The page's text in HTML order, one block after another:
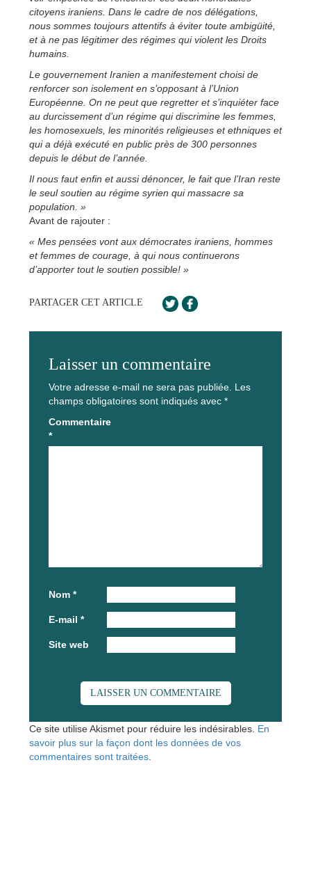
citoyens iraniens. Dans le cadre de nos délégations,
nous sommes toujours attentifs à éviter toute ambigüité,
et à ne pas légitimer des régimes qui violent les Droits
humains.
Le gouvernement Iranien a manifestement choisi de
renforcer son isolement en s’opposant à l’Union
Européenne. On ne peut que regretter et s’inquiéter face
au durcissement d’un régime qui discrimine les femmes,
les homosexuels, les minorités religieuses et ethniques et
qui a déjà exécuté en public près de 300 personnes
depuis le début de l’année.
Il nous faut enfin et aussi dénoncer, le fait que l’Iran reste
le seul soutien au régime syrien qui massacre sa
population. »
Avant de rajouter :
« Mes pensées vont aux démocrates iraniens, hommes
et femmes de courage, à qui nous continuerons
d’apporter tout le soutien possible! »
PARTAGER CET ARTICLE
Laisser un commentaire
Votre adresse e-mail ne sera pas publiée. Les
champs obligatoires sont indiqués avec *
Commentaire
*
Nom *
E-mail *
Site web
Ce site utilise Akismet pour réduire les indésirables. En
savoir plus sur la façon dont les données de vos
commentaires sont traitées